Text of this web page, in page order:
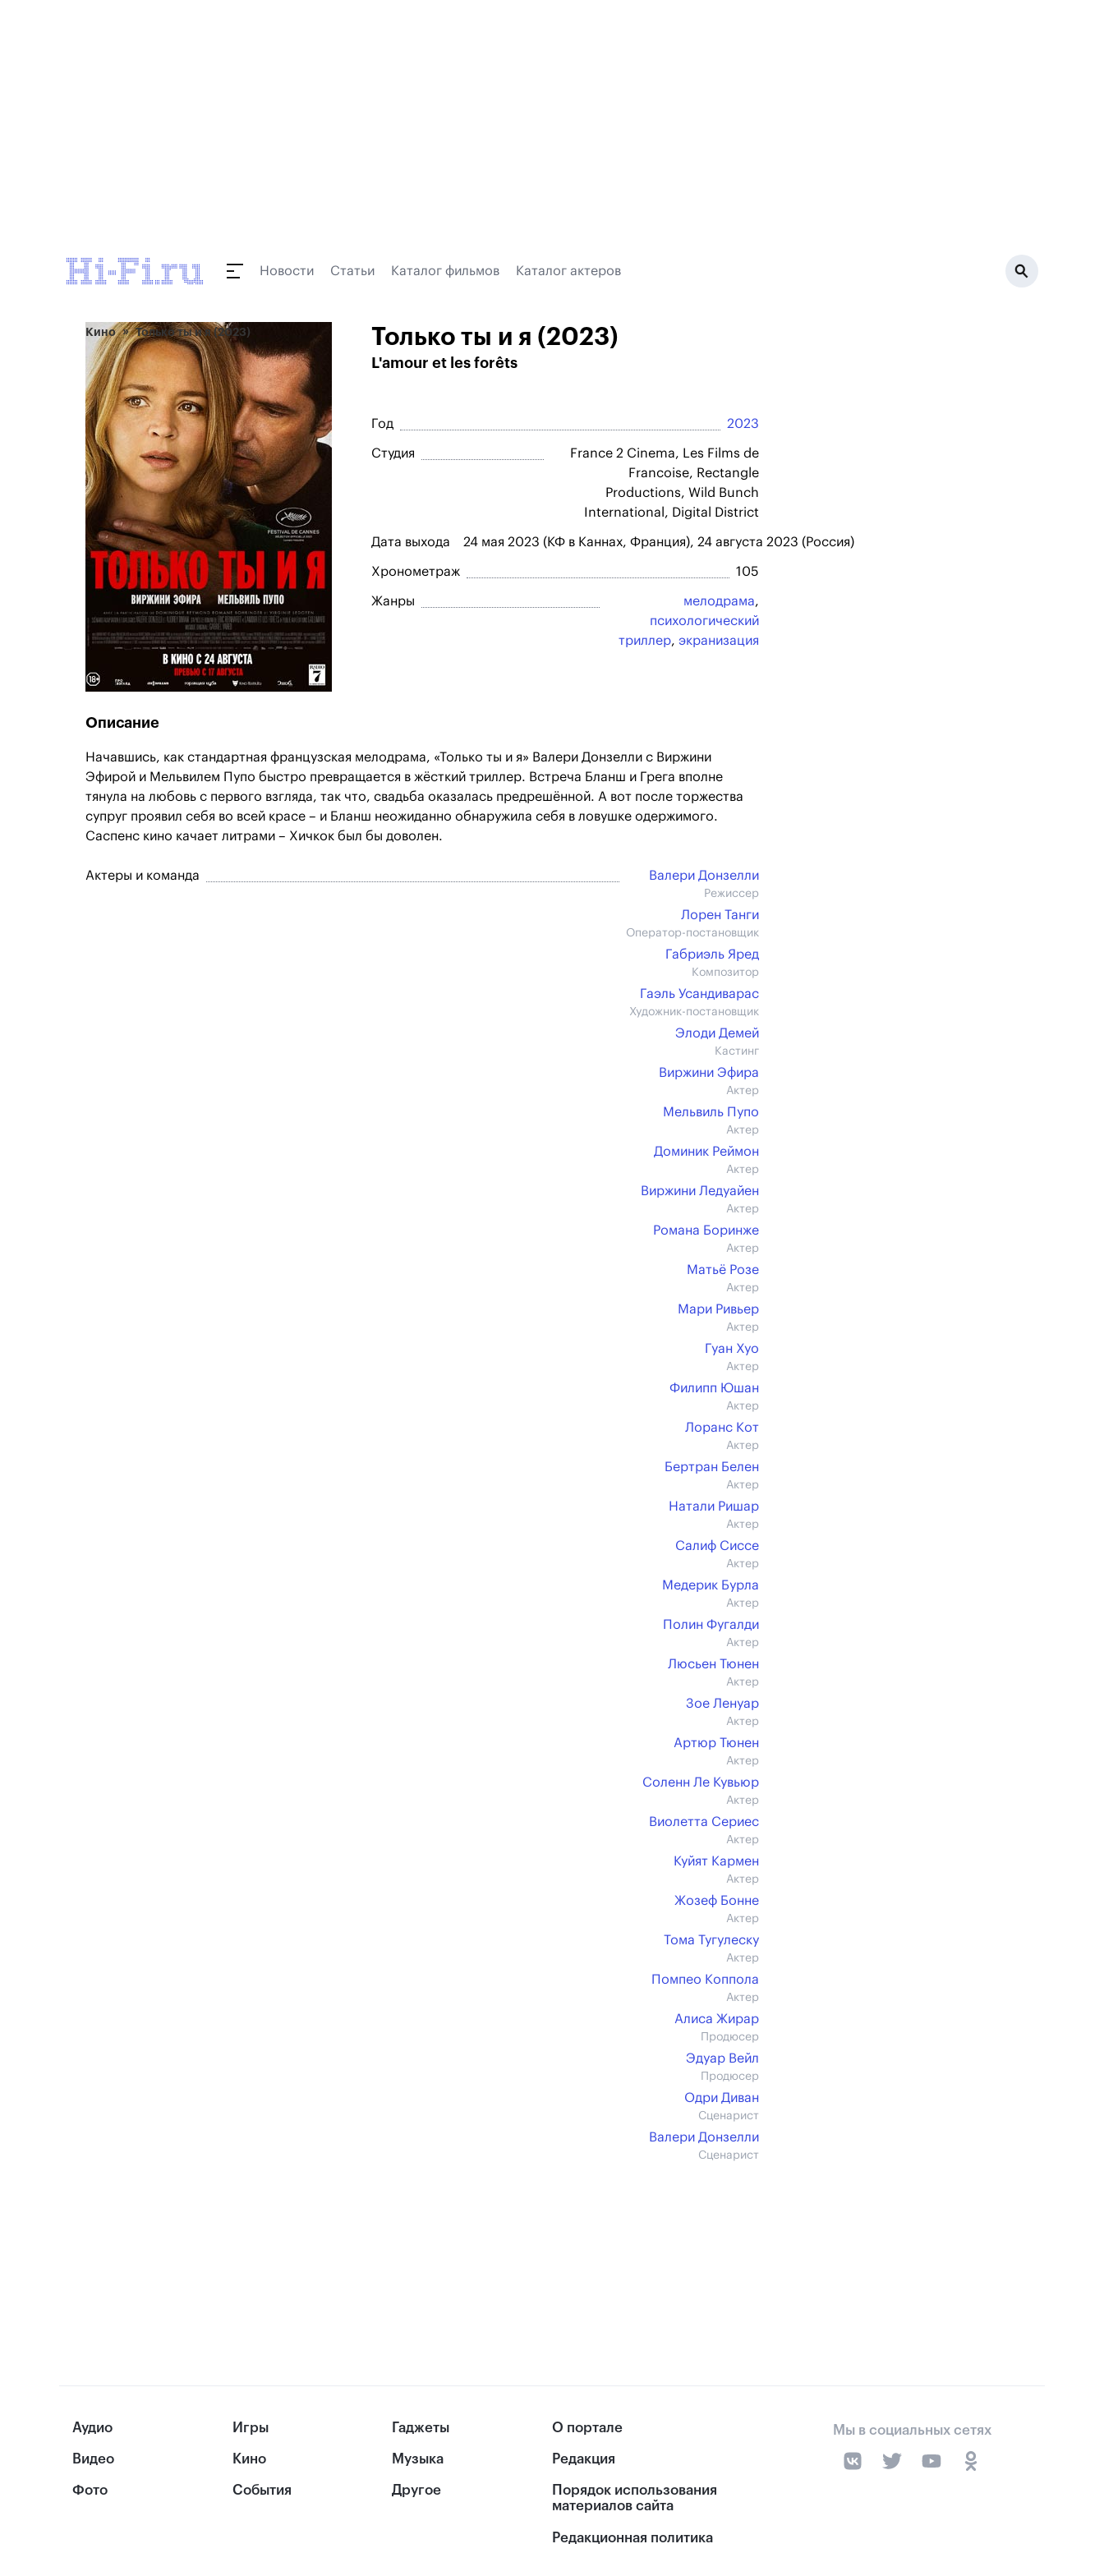
Новости Статьи Каталог фильмов Каталог актеров
Кино Только ты и я (2023) Только ты и я (2023)
L'amour et les forêts
Год 2023
Студия
France 2 Cinema, Les Films de
Francoise, Rectangle
Productions, Wild Bunch
International, Digital District
Дата выхода 24 мая 2023 (КФ в Каннах, Франция), 24 августа 2023 (Россия)
Хронометраж 105
Жанры мелодрама,
психологический
триллер, экранизация
Описание
Начавшись, как стандартная французская мелодрама, «Только ты и я» Валери Донзелли с Виржини
Эфирой и Мельвилем Пупо быстро превращается в жёсткий триллер. Встреча Бланш и Грега вполне
тянула на любовь с первого взгляда, так что, свадьба оказалась предрешённой. А вот после торжества
супруг проявил себя во всей красе – и Бланш неожиданно обнаружила себя в ловушке одержимого.
Саспенс кино качает литрами – Хичкок был бы доволен.
Актеры и команда Валери Донзелли
Режиссер
Лорен Танги
Оператор-постановщик
Габриэль Яред
Композитор
Гаэль Усандиварас
Художник-постановщик
Элоди Демей
Кастинг
Виржини Эфира
Актер
Мельвиль Пупо
Актер
Доминик Реймон
Актер
Виржини Ледуайен
Актер
Романа Боринже
Актер
Матьё Розе
Актер
Мари Ривьер
Актер
Гуан Хуо
Актер
Филипп Юшан
Актер
Лоранс Кот
Актер
Бертран Белен
Актер
Натали Ришар
Актер
Салиф Сиссе
Актер
Медерик Бурла
Актер
Полин Фугалди
Актер
Люсьен Тюнен
Актер
Зое Ленуар
Актер
Артюр Тюнен
Актер
Соленн Ле Кувьюр
Актер
Виолетта Сериес
Актер
Куйят Кармен
Актер
Жозеф Бонне
Актер
Тома Тугулеску
Актер
Помпео Коппола
Актер
Алиса Жирар
Продюсер
Эдуар Вейл
Продюсер
Одри Диван
Сценарист
Валери Донзелли
Сценарист
Аудио
Видео
Фото
Игры
Кино
События
Гаджеты
Музыка
Другое
О портале
Редакция
Порядок использования
материалов сайта
Редакционная политика
Мы в социальных сетях